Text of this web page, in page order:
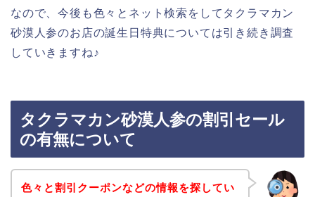
なので、今後も色々とネット検索をしてタクラマカン
砂漠人参のお店の誕生日特典については引き続き調査
していきますね♪
タクラマカン砂漠人参の割引セール
の有無について
色々と割引クーポンなどの情報を探してい